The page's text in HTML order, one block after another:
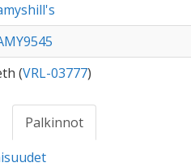
(VRL-03777)
Palkinnot